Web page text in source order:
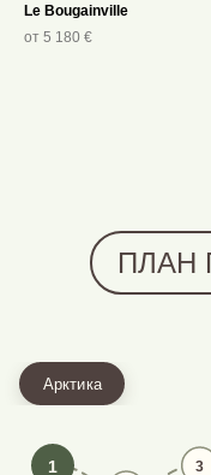
Le Bougainville
от 5 180 €
ПЛАН
Арктика
1 3